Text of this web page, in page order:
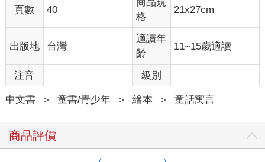
頁數 40
格
21x27cm
出版地 台灣
適讀年
齡
11~15歲適讀
注音 級別
中文書 ＞ 童書/青少年 ＞ 繪本 ＞ 童話寓言
商品評價